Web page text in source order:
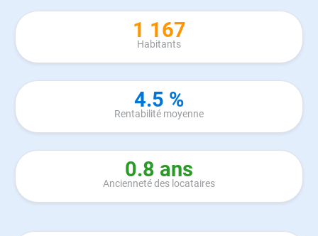
1 167
Habitants
4.5 %
Rentabilité moyenne
0.8 ans
Ancienneté des locataires